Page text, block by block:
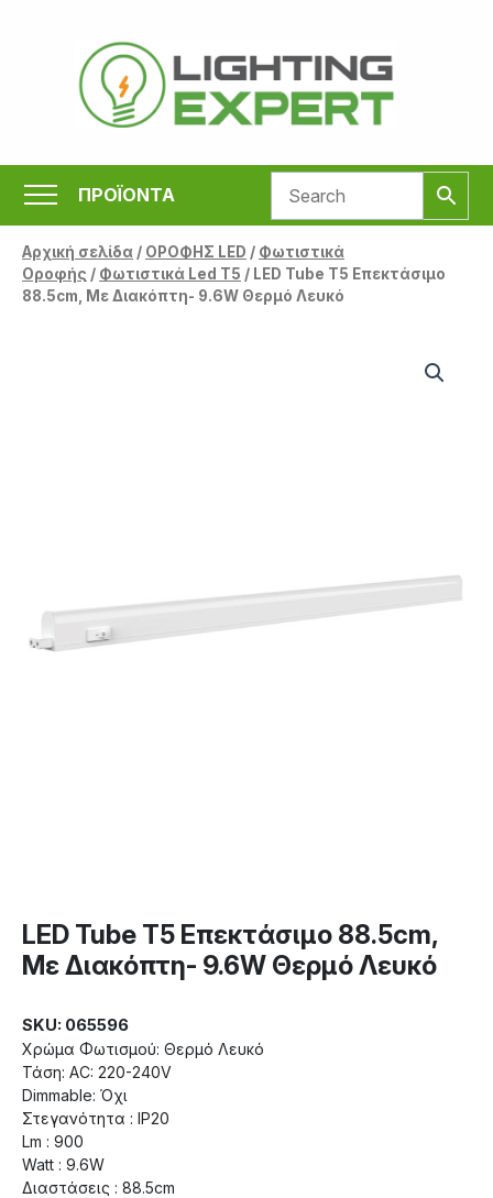
περιεχόμενο
ΠΡΟΪΟΝΤΑ
Αρχική σελίδα/ ΟΡΟΦΗΣ LED / Φωτιστικά
Οροφής / Φωτιστικά Led T5 / LED Tube T5 Επεκτάσιμο
88.5cm, Με Διακόπτη- 9.6W Θερμό Λευκό
LED Tube T5 Επεκτάσιμο 88.5cm,
Με Διακόπτη- 9.6W Θερμό Λευκό
SKU: 065596
Χρώμα Φωτισμού: Θερμό Λευκό
Τάση: AC: 220-240V
Dimmable: Όχι
Στεγανότητα : IP20
Lm : 900
Watt : 9.6W
Διαστάσεις : 88.5cm